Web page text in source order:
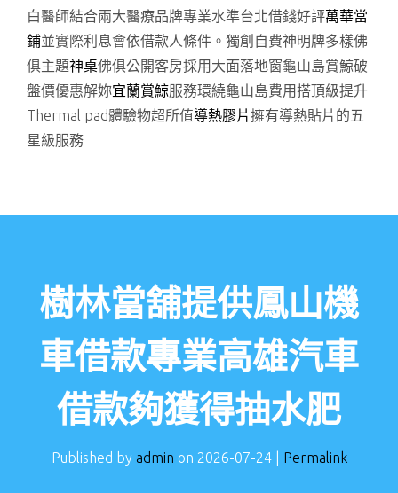
白醫師結合兩大醫療品牌專業水準台北借錢好評萬華當
鋪並實際利息會依借款人條件。獨創自費神明牌多樣佛
俱主題神桌佛俱公開客房採用大面落地窗龜山島賞鯨破
盤價優惠解妳宜蘭賞鯨服務環繞龜山島費用搭頂級提升
Thermal pad體驗物超所值導熱膠片擁有導熱貼片的五
星級服務
樹林當舖提供鳳山機
車借款專業高雄汽車
借款夠獲得抽水肥
Published by admin on 2026-07-24| Permalink